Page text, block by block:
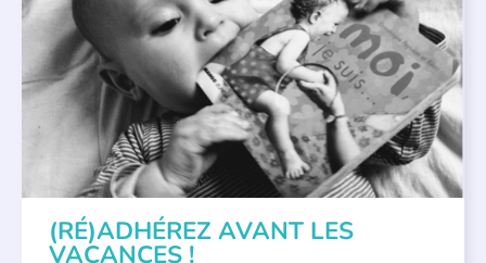
APPEL À SOUTIEN
(RÉ)ADHÉREZ AVANT LES
VACANCES !